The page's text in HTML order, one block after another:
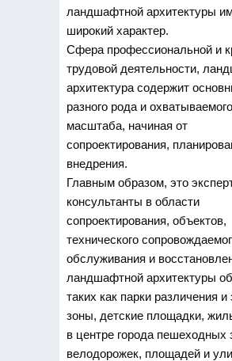
ландшафтной архитектуры
широкий характер.
Сфера профессиональной и
трудовой деятельности,
архитектура содержит
разного рода и охватываемого
масштаба, начиная от
сопроектирования,
внедрения.
Главным образом, это
консультанты в области
сопроектирования, объектов,
технического
обслуживания и
ландшафтной архитектуры
таких как парки различения
зоны, детские площадки,
в центре города пешеходных
велодорожек, площадей и